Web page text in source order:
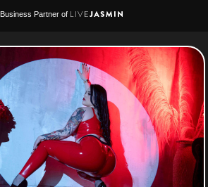
Business Partner of